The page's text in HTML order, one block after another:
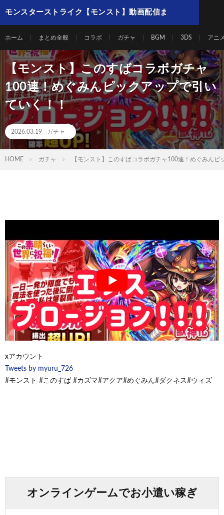
モンスターストライク【モンスト】動画配信ま
ホーム まとめ全般 コラボ ガチャ BGM 3DS アニ
【モンスト】このすばコラボガチャ
100連！めぐみんピックアップで引い
ていく！！
2026.03.19 ガチャ
HOME ガチャ 【モンスト】このすばコラボガチャ100連！めぐみんピ
xアカウント
Tweets by myuru_726
#モンスト #このすば #カズマ#アクア#めぐみん#ダクネス#ウィズ
オンラインゲームでお小遣い稼ぎ